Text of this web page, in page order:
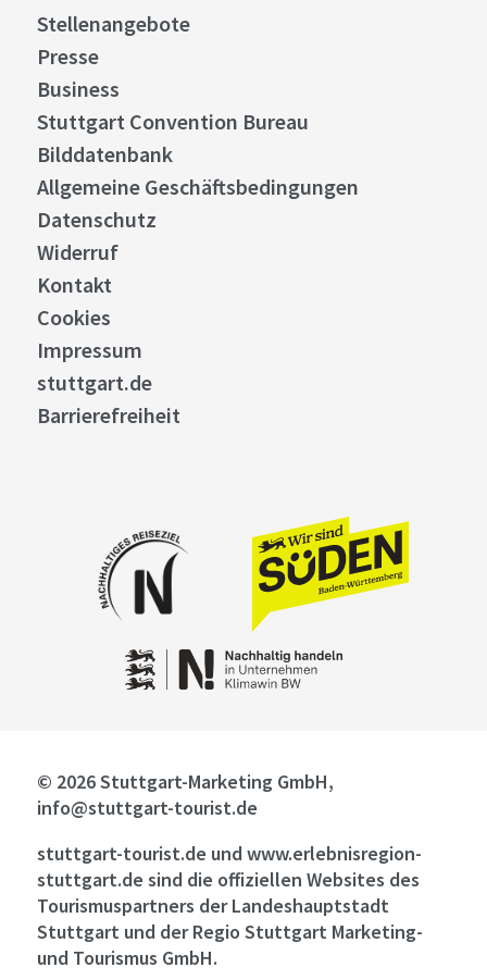
Stellenangebote
Presse
Business
Stuttgart Convention Bureau
Bilddatenbank
Allgemeine Geschäftsbedingungen
Datenschutz
Widerruf
Kontakt
Cookies
Impressum
stuttgart.de
Barrierefreiheit
© 2026 Stuttgart-Marketing GmbH,
info@stuttgart-tourist.de
stuttgart-tourist.de und www.erlebnisregion-
stuttgart.de sind die offiziellen Websites des
Tourismuspartners der Landeshauptstadt
Stuttgart und der Regio Stuttgart Marketing-
und Tourismus GmbH.